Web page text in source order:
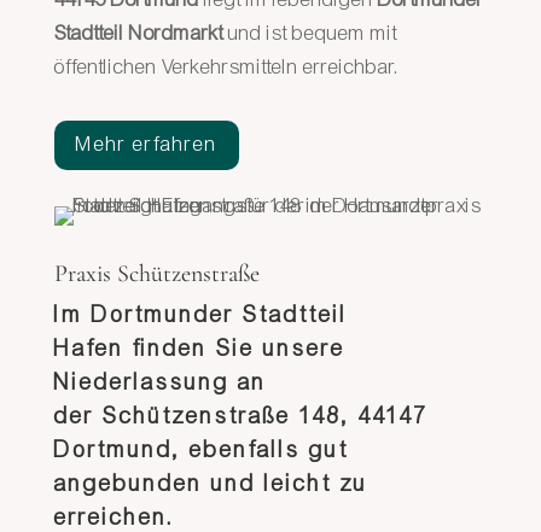
Stadtteil Nordmarktund ist bequem mit
öffentlichen Verkehrsmitteln erreichbar.
Mehr erfahren
Praxis Schützenstraße
Im Dortmunder Stadtteil
Hafen finden Sie unsere
Niederlassung an
der Schützenstraße 148, 44147
Dortmund, ebenfalls gut
angebunden und leicht zu
erreichen.